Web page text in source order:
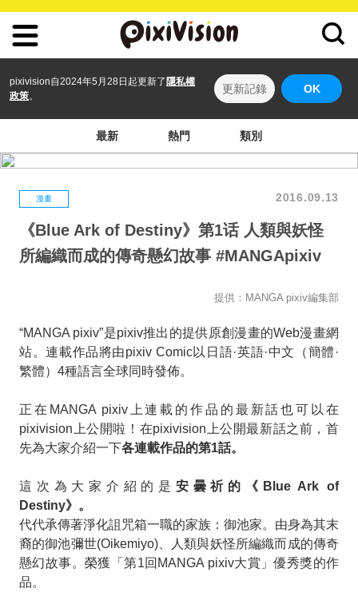
pixivision自2024年5月28日起更新了 隱私權
政策。
更新記錄 OK
最新 熱門 類別
漫畫 2016.09.13
《Blue Ark of Destiny》第1话 人類與妖怪
所編織而成的傳奇懸幻故事 #MANGApixiv
提供：MANGA pixiv編集部
“MANGA pixiv”是pixiv推出的提供原創漫畫的Web漫畫網
站。連載作品將由pixiv Comic以日語·英語·中文（簡體·
繁體）4種語言全球同時發佈。
正在MANGA pixiv上連載的作品的最新話也可以在
pixivision上公開啦！在pixivision上公開最新話之前，首
先為大家介紹一下各連載作品的第1話。
這次為大家介紹的是 安曇祈的《Blue Ark of
Destiny》。
代代承傳著淨化詛咒箱一職的家族：御池家。由身為其末
裔的御池彌世(Oikemiyo)、人類與妖怪所編織而成的傳奇
懸幻故事。榮獲「第1回MANGA pixiv大賞」優秀獎的作
品。